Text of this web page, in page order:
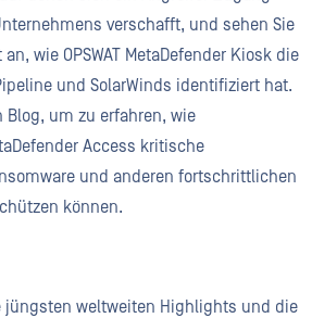
verschafft, und sehen Sie
wie OPSWAT MetaDefender Kiosk die
und SolarWinds identifiziert hat.
Blog, um zu erfahren, wie
Access kritische
und anderen fortschrittlichen
können.
jüngsten weltweiten Highlights und die